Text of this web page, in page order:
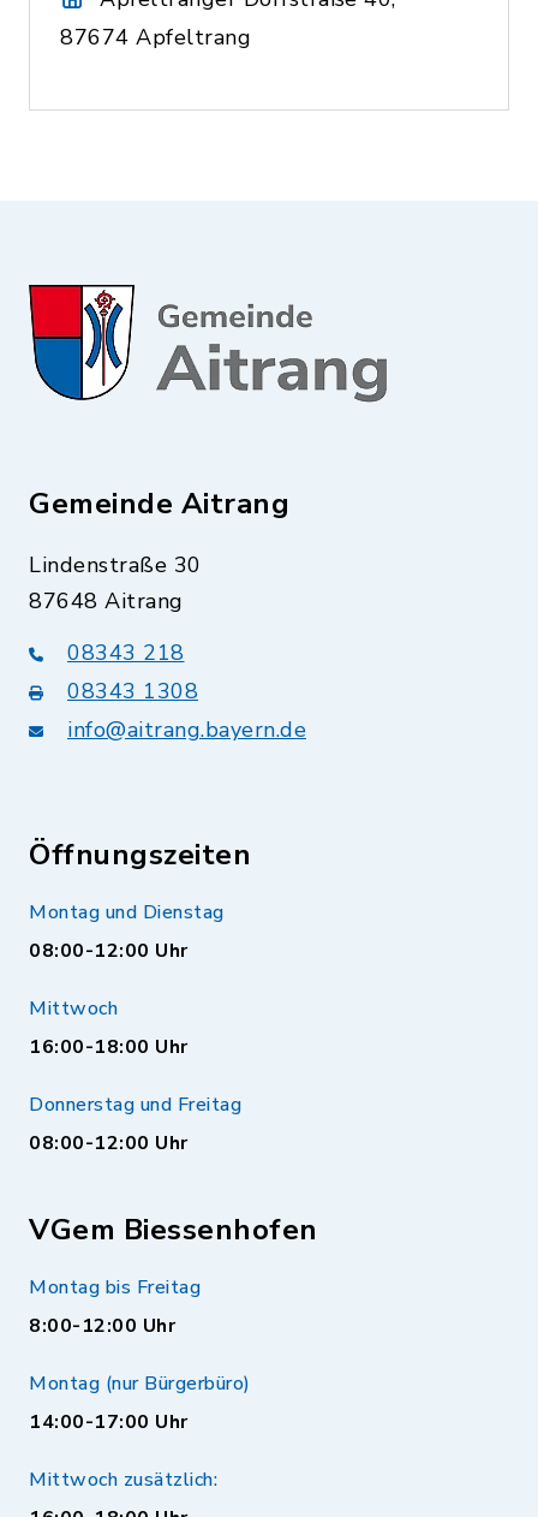
87674 Apfeltrang
Gemeinde Aitrang
Lindenstraße 30
87648 Aitrang
08343 218
08343 1308
info@aitrang.bayern.de
Öffnungszeiten
Montag und Dienstag
08:00-12:00 Uhr
Mittwoch
16:00-18:00 Uhr
Donnerstag und Freitag
08:00-12:00 Uhr
VGem Biessenhofen
Montag bis Freitag
8:00-12:00 Uhr
Montag (nur Bürgerbüro)
14:00-17:00 Uhr
Mittwoch zusätzlich: